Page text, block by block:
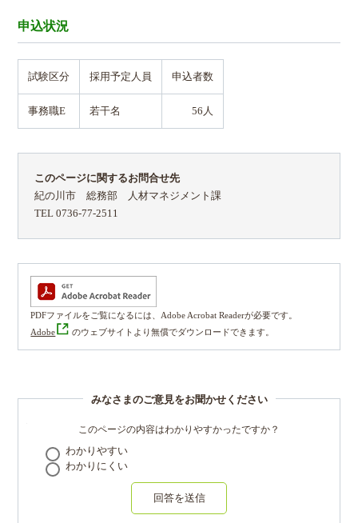
申込状況
試験区分 採用予定人員 申込者数
事務職E 若干名 56人
このページに関するお問合せ先
紀の川市 総務部 人材マネジメント課
TEL 0736-77-2511
PDFファイルをご覧になるには、Adobe Acrobat Readerが必要です。
Adobe
のウェブサイトより無償でダウンロードできます。
みなさまのご意見をお聞かせください
このページの内容はわかりやすかったですか？
わかりやすい
わかりにくい
回答を送信